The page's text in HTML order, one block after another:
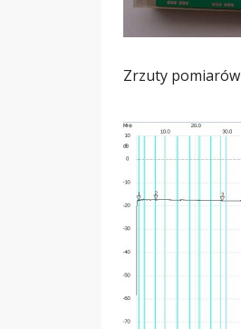
Zrzuty pomiarów